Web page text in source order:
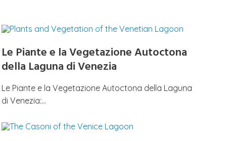
Le Piante e la Vegetazione Autoctona
della Laguna di Venezia
Le Piante e la Vegetazione Autoctona della Laguna
di Venezia:…